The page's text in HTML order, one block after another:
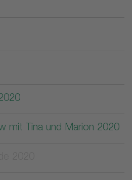
mit Tina und Marion 2020